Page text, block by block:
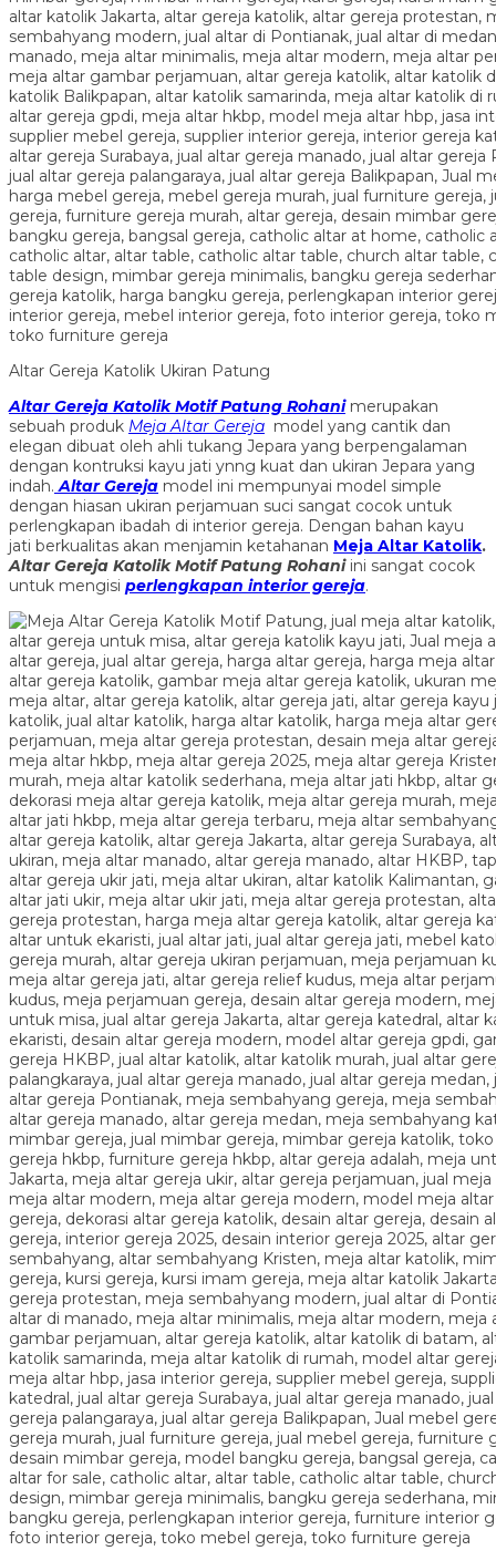
Altar Gereja Katolik Ukiran Patung
Altar Gereja Katolik Motif Patung Rohanimerupakan
sebuah produk Meja Altar Gereja model yang cantik dan
elegan dibuat oleh ahli tukang Jepara yang berpengalaman
dengan kontruksi kayu jati ynng kuat dan ukiran Jepara yang
indah. Altar Gereja model ini mempunyai model simple
dengan hiasan ukiran perjamuan suci sangat cocok untuk
perlengkapan ibadah di interior gereja. Dengan bahan kayu
jati berkualitas akan menjamin ketahanan Meja Altar Katolik.
Altar Gereja Katolik Motif Patung Rohani ini sangat cocok
untuk mengisi perlengkapan interior gereja.